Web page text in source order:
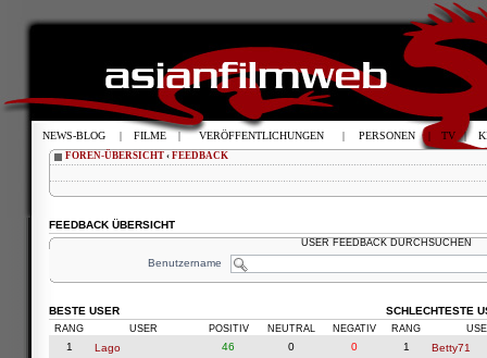
FOREN-ÜBERSICHT ‹ FEEDBACK
FEEDBACK ÜBERSICHT
USER FEEDBACK DURCHSUCHEN
Benutzername
BESTE USER
RANG USER POSITIV NEUTRAL NEGATIV
1 Lago 46 0
0
SCHLECHTESTE
RANG
1
Betty71
NEWS-BLOG | FILME | VERÖFFENTLICHUNGEN | PERSONEN | TV |